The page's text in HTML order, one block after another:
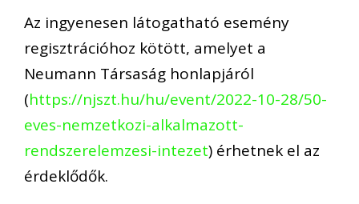
Az ingyenesen látogatható esemény
regisztrációhoz kötött, amelyet a
Neumann Társaság honlapjáról
(https://njszt.hu/hu/event/2022-10-28/50-
eves-nemzetkozi-alkalmazott-
rendszerelemzesi-intezet) érhetnek el az
érdeklődők.